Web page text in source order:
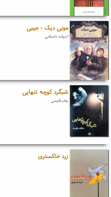
موبی دیک - جیبی
ادبیات داستانی
شبگرد کوچه تنهایی
رمان فارسی
زرد خاکستری